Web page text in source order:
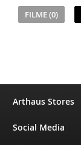
FILME (0)
Arthaus Stores
Social Media